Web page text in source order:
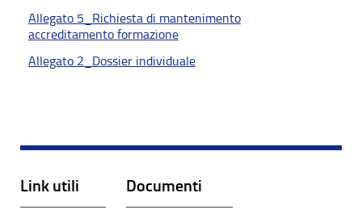
Allegato 5_Richiesta di mantenimento
accreditamento formazione
Allegato 2_Dossier individuale
Link utili Documenti